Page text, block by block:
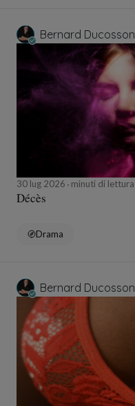
Bernard Ducosson
30 lug 2026 minuti di lettura
Décès
Drama
Bernard Ducosson